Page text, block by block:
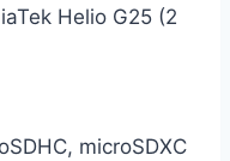
Helio G25 (2
microSDXC